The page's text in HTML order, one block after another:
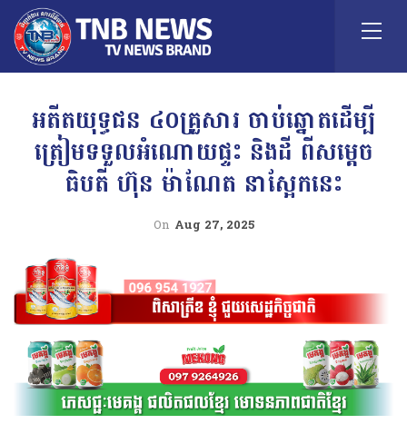
អតីតយុទ្ធជន ៤០គ្រួសារ ចាប់ឆ្នោតដើម្បី
ត្រៀមទទួលអំណោយផ្ទះ និងដី ពីសម្តេច
ធិបតី ហ៊ុន ម៉ាណែត នាស្អែកនេះ
On Aug 27, 2025